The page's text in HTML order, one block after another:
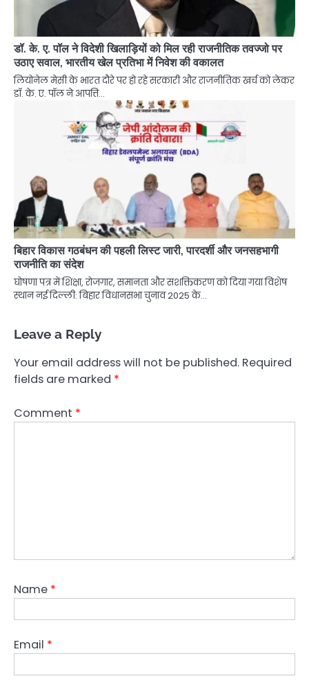
डॉ. के. ए. पॉल ने विदेशी खिलाड़ियों को मिल रही राजनीतिक तवज्जो पर
उठाए सवाल, भारतीय खेल प्रतिभा में निवेश की वकालत
लियोनेल मेसी के भारत दौरे पर हो रहे सरकारी और राजनीतिक खर्च को लेकर
डॉ. के. ए. पॉल ने आपत्ति…
बिहार विकास गठबंधन की पहली लिस्ट जारी, पारदर्शी और जनसहभागी
राजनीति का संदेश
घोषणा पत्र में शिक्षा, रोजगार, समानता और सशक्तिकरण को दिया गया विशेष
स्थान नई दिल्ली: बिहार विधानसभा चुनाव 2025 के…
Leave a Reply
Your email address will not be published. Required
fields are marked *
Comment *
Name *
Email *